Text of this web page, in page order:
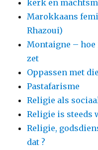
kerk en
Marokkaans
Rhazoui)
Montaigne – hoe
zet
Oppassen met
Pastafarisme
Religie als
Religie is steeds
Religie,
dat ?